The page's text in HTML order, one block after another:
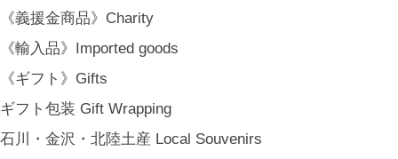
《義援金商品》Charity
《輸入品》Imported goods
《ギフト》Gifts
ギフト包装 Gift Wrapping
石川・金沢・北陸土産 Local Souvenirs
CONTACT
TOP
MY PAGE
[ MAIL MAGAZINE ]